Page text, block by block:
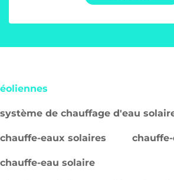
éoliennes
système de chauffage d'eau
chauffe-eaux solaires
chauffe-eau solaire